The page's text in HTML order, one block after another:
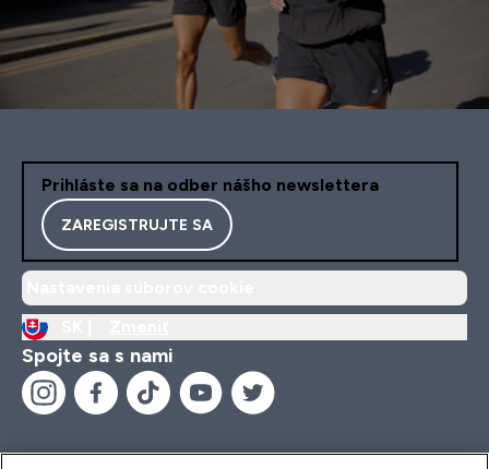
Prihláste sa na odber nášho newslettera
ZAREGISTRUJTE SA
Spojte sa s nami